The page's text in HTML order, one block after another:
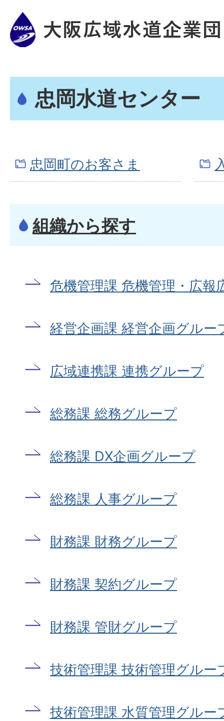
忠岡水道センター
忠岡町のお客さま
組織から探す
危機管理課 危機管理・広報
経営企画課 経営企画グルー
広域連携課 連携グループ
総務課 総務グループ
総務課 DX企画グループ
総務課 人事グループ
財務課 財務グループ
財務課 契約グループ
財務課 管財グループ
技術管理課 技術管理グルー
技術管理課 水質管理グルー